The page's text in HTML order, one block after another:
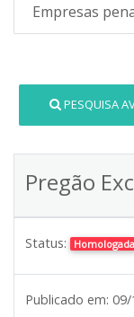
Empresas
PESQUISA
Pregão
Status: Homologada
Publicado em: 09/